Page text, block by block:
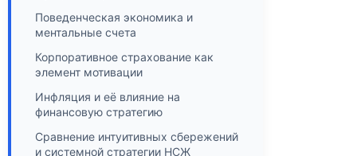
Поведенческая экономика и
ментальные счета
Корпоративное страхование как
элемент мотивации
Инфляция и её влияние на
финансовую стратегию
Сравнение интуитивных сбережений
и системной стратегии НСЖ